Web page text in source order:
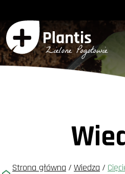
Strona główna / Wiedza /